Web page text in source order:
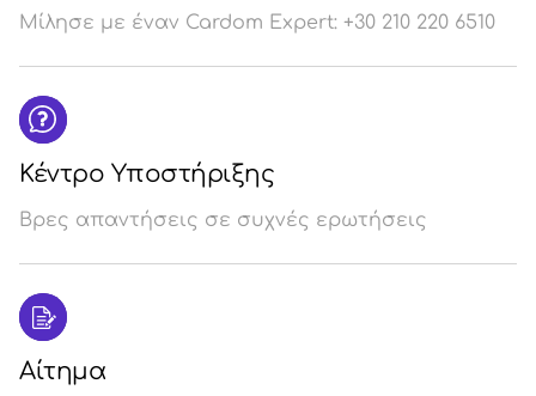
Μίλησε με έναν Cardom Expert: +30 210 220 6510
Κέντρο Υποστήριξης
Βρες απαντήσεις σε συχνές ερωτήσεις
Αίτημα